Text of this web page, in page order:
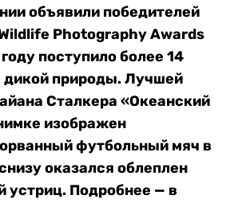
объявили победителей
Photography Awards
поступило более 14
дикой природы. Лучшей
Сталкера «Океанский
изображен
футбольный мяч в
оказался облеплен
устриц. Подробнее — в